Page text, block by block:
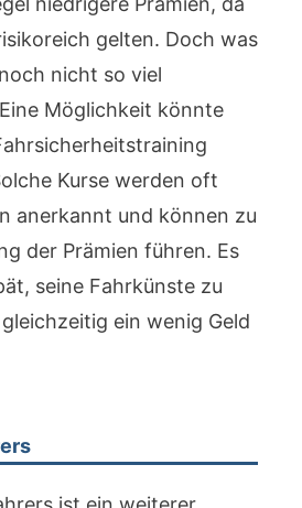
gelten. Doch was
nicht so viel
Möglichkeit könnte
Kurse werden oft
anerkannt und können zu
der Prämien führen. Es
seine Fahrkünste zu
ein wenig Geld